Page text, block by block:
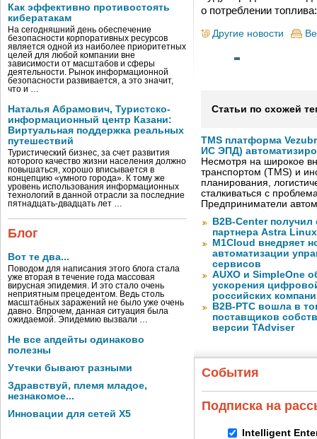
Как эффективно противостоять
кибератакам
На сегодняшний день обеспечение
безопасности корпоративных ресурсов
является одной из наиболее приоритетных
целей для любой компании вне
зависимости от масштабов и сферы
деятельности. Рынок информационной
безопасности развивается, а это значит,
что и …
Наталья Абрамович, Туристско-
информационный центр Казани:
Виртуальная поддержка реальных
путешествий
Туристический бизнес, за счет развития
которого качество жизни населения должно
повышаться, хорошо вписывается в
концепцию «умного города». К тому же
уровень использования информационных
технологий в данной отрасли за последние
пятнадцать-двадцать лет …
Блог
Вот те два...
Поводом для написания этого блога стала
уже вторая в течение года массовая
вирусная эпидемия. И это стало очень
неприятным прецедентом. Ведь столь
масштабных заражений не было уже очень
давно. Впрочем, данная ситуация была
ожидаемой. Эпидемию вызвали …
Не все апдейты одинаково
полезны
Утечки бывают разными
Здравствуй, племя младое,
незнакомое...
Инновации для сетей X5
о потреблении
Другие новости
Статьи по схожей
TMS платформа
ИС ЭПД)
Несмотря на широкое
транспортом (TMS) и
планирования,
сталкиваться с
Предприниматели
B2B-Center получил
партнера Astra Linux
M1Cloud внедряет
автоматизации
сервисов
AUXO и SimpleOne
ускорения
российских
B2B-РТС вошла в
поставщиков
версии TAdviser
События
Подписка на
Intelligent